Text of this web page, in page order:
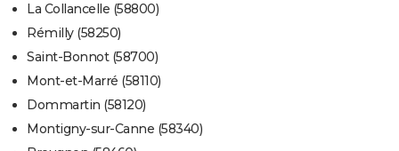
La Collancelle (58800)
Rémilly (58250)
Saint-Bonnot (58700)
Mont-et-Marré (58110)
Dommartin (58120)
Montigny-sur-Canne (58340)